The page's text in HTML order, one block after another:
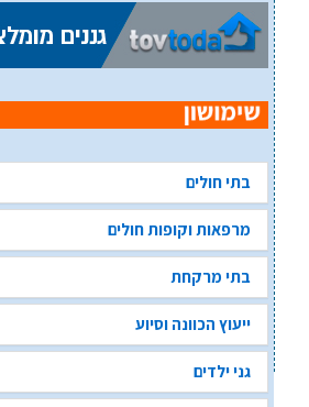
בתי חולים
מרפאות וקופות חולים
בתי מרקחת
ייעוץ הכוונה וסיוע
גני ילדים